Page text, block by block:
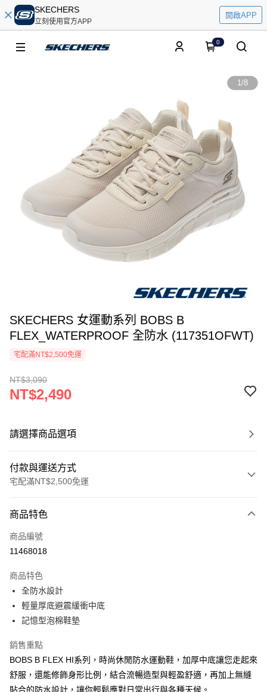
SKECHERS
立刻使用官方APP
開啟APP
0
1/8
SKECHERS 女運動系列 BOBS B
FLEX_WATERPROOF 全防水 (117351OFWT)
宅配滿NT$2,500免運
NT$3,090
NT$2,490
請選擇商品選項
付款與運送方式
宅配滿NT$2,500免運
信用卡一次付款
LINE Pay
相關說明
【大哥付你分期使用說明】
1.本服務由台灣大哥大提供，台灣大哥大用戶可立即使用無須另外申請。
2.付款方式選擇「大哥付你分期」，訂單成立後會自動跳轉到大哥付的交易
流程，驗證手機門號後，選擇欲分期的期數、繳款截止日，確認付款後即完
3.實際核准額度、可分期數及費用金額請依後續交易確認頁面所載為準。
4.訂單成立30分鐘內，如未前往確認交易或遇審核未通過，訂單將自動取
消。如遇「轉專審核」未通過狀況，表示未達大哥付你分期系統評分，恕無
法說明評估內容。
【繳款方式說明】
ATM付款
宅配
商品特色
商品編號
11468018
商品特色
全防水設計
輕量厚底避震緩衝中底
記憶型泡棉鞋墊
銷售重點
BOBS B FLEX HI系列，時尚休閒防水運動鞋，加厚中底讓您走起來
舒服，還能修飾身形比例，結合流暢造型與輕盈舒適，再加上無縫
貼合的防水設計，讓你輕鬆應對日常出行與各種天候。